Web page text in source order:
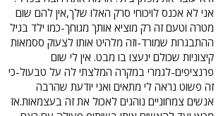
אני לא אכנס לויכוחי סרק האלו שלך,אין להם שום
מטרה וטעם זה רק מוציא אותך מגוחך-כמו ילד בגיל
ההתבגרות שמורד-וזה מלהיט אותו לצעוק ססמאות
קיצוניות שכולם ינעצו בו מבט. אין לי שום
פרנציפים-לגמרי במקרה המלצתי לה על טבעול-כי
זה פשוט נראה לי מתאים ואני יודעת שהרבה
אנשים צמחוניים נוהגים לאכול את זה בעצמאות.אז